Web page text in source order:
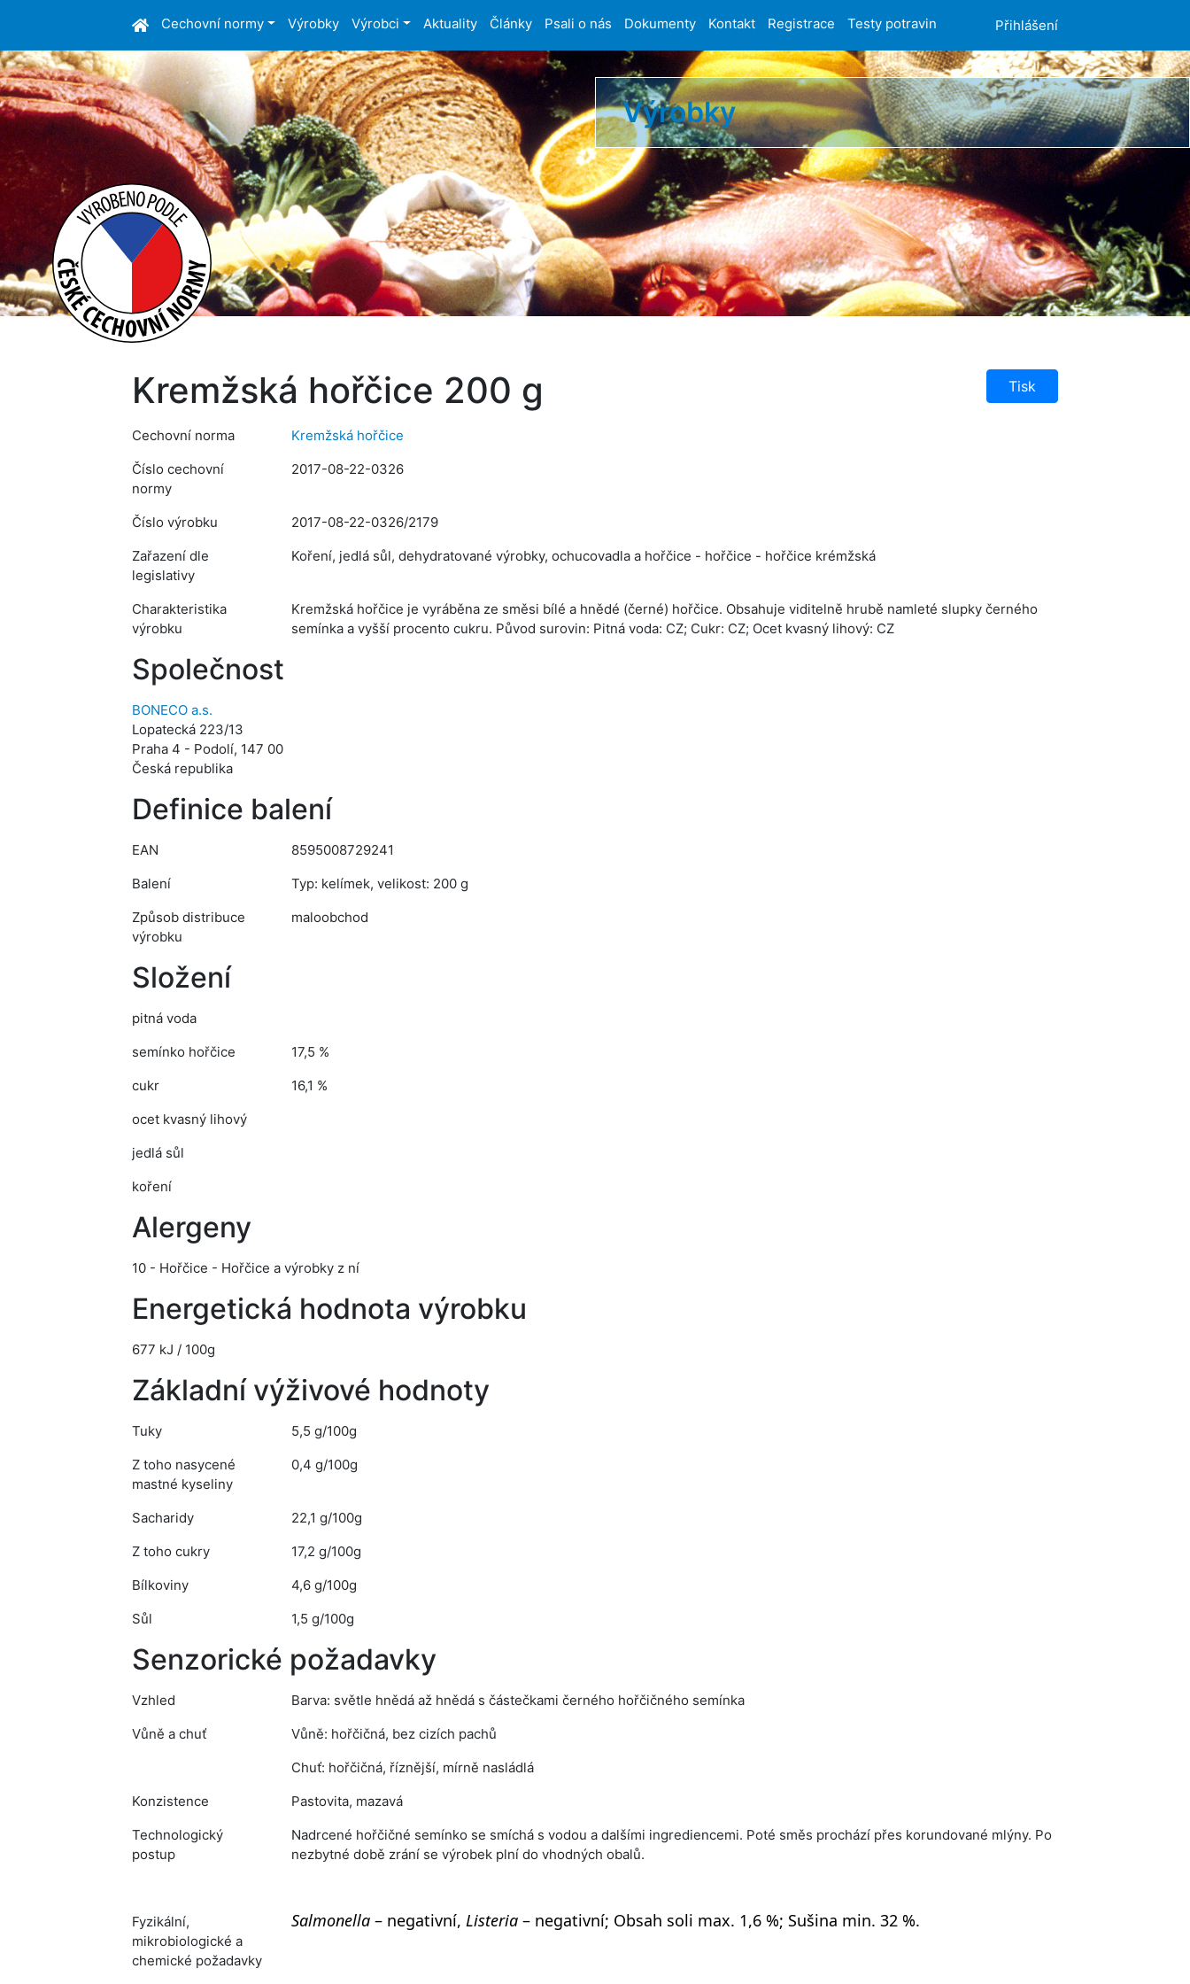
Cechovní normy Výrobky Výrobci Aktuality Články Psali o nás Dokumenty Kontakt Registrace Testy potravin Přihlášení
Výrobky
Kremžská hořčice 200 g Tisk
Cechovní norma
Kremžská hořčice
Číslo cechovní
normy
2017-08-22-0326
Číslo výrobku
2017-08-22-0326/2179
Zařazení dle
legislativy
Koření, jedlá sůl, dehydratované výrobky, ochucovadla a hořčice - hořčice - hořčice krémžská
Charakteristika
výrobku
Kremžská hořčice je vyráběna ze směsi bílé a hnědé (černé) hořčice. Obsahuje viditelně hrubě namleté slupky černého
semínka a vyšší procento cukru. Původ surovin: Pitná voda: CZ; Cukr: CZ; Ocet kvasný lihový: CZ
Společnost
BONECO a.s.
Lopatecká 223/13
Praha 4 - Podolí, 147 00
Česká republika
Definice balení
EAN
8595008729241
Balení
Typ: kelímek, velikost: 200 g
Způsob distribuce
výrobku
maloobchod
Složení
pitná voda
semínko hořčice
17,5 %
cukr
16,1 %
ocet kvasný lihový
jedlá sůl
koření
Alergeny
10 - Hořčice - Hořčice a výrobky z ní
Energetická hodnota výrobku
677 kJ / 100g
Základní výživové hodnoty
Tuky
5,5 g/100g
Z toho nasycené
mastné kyseliny
0,4 g/100g
Sacharidy
22,1 g/100g
Z toho cukry
17,2 g/100g
Bílkoviny
4,6 g/100g
Sůl
1,5 g/100g
Senzorické požadavky
Vzhled
Barva: světle hnědá až hnědá s částečkami černého hořčičného semínka
Vůně a chuť
Vůně: hořčičná, bez cizích pachů
Chuť: hořčičná, říznější, mírně nasládlá
Konzistence
Pastovita, mazavá
Technologický
postup
Nadrcené hořčičné semínko se smíchá s vodou a dalšími ingrediencemi. Poté směs prochází přes korundované mlýny. Po
nezbytné době zrání se výrobek plní do vhodných obalů.
Fyzikální,
mikrobiologické a
chemické požadavky
Salmonella– negativní, Listeria– negativní; Obsah soli max. 1,6 %; Sušina min. 32 %.